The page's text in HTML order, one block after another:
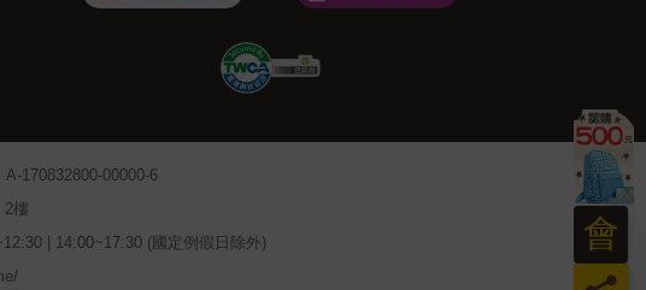
會
170832800-00000-6
2樓
| 14:00~17:30 (國定例假日除外)